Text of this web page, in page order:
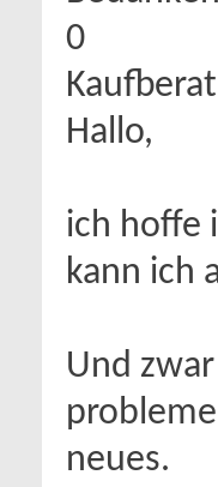
0
Hallo,
ich hoffe
kann ich
Und
neues.